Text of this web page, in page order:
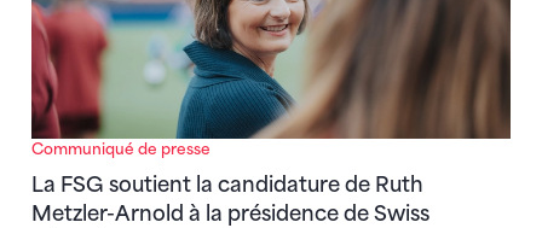
Communiqué de presse
La FSG soutient la candidature de Ruth
Metzler-Arnold à la présidence de Swiss